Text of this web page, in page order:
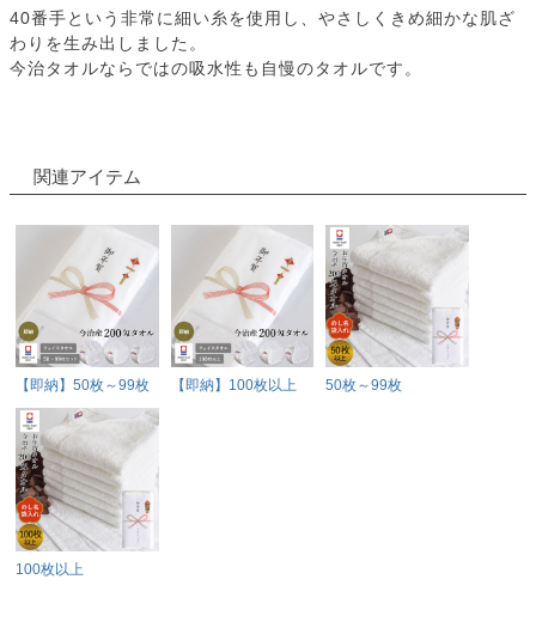
40番手という非常に細い糸を使用し、やさしくきめ細かな肌ざ
わりを生み出しました。
今治タオルならではの吸水性も自慢のタオルです。
関連アイテム
【即納】50枚～99枚 【即納】100枚以上 50枚～99枚
100枚以上